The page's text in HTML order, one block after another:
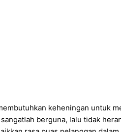
keheningan untuk
berguna, lalu tidak